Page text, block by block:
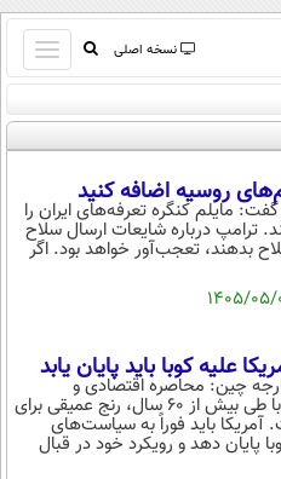
نسخه اصلی
باز
و
بسته
کردن
و هوا
شرعی
زندگی
خبرنگاران مستقل
روسیه اضافه کنید
مایلم کنگره تعرفه‌های ایران را
ترامپ درباره شایعات ارسال سلاح
بدهند، تعجب‌آور خواهد بود. اگر
علیه کوبا باید پایان یابد
چین: محاصره اقتصادی و
تحریم‌های غیرقانونی آمریکا علیه کوبا طی بیش از ۶۰ سال، رنج عمیقی برای
باید فوراً به سیاست‌های
پایان دهد و رویکرد خود در قبال